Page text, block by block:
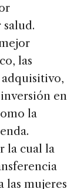
las
en
la
la cual la
las mujeres